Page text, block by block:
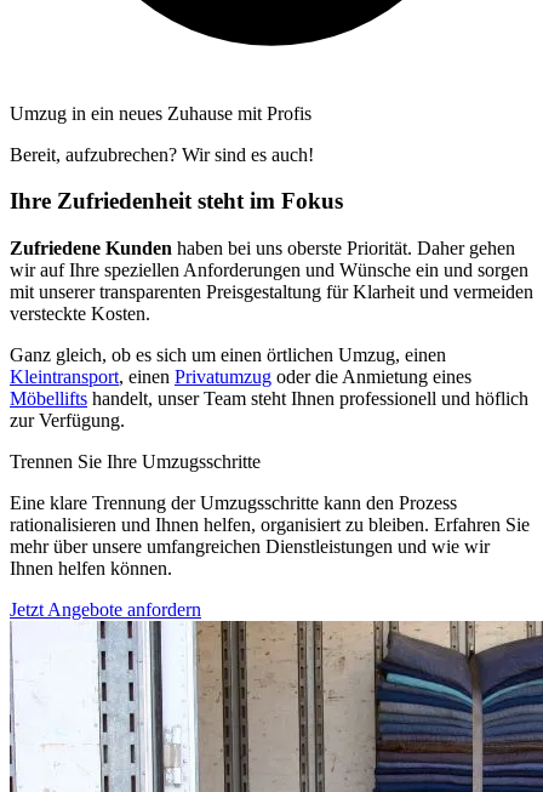
Umzug in ein neues Zuhause mit Profis
Bereit, aufzubrechen? Wir sind es auch!
Ihre Zufriedenheit steht im Fokus
Zufriedene Kunden haben bei uns oberste Priorität. Daher gehen
wir auf Ihre speziellen Anforderungen und Wünsche ein und sorgen
mit unserer transparenten Preisgestaltung für Klarheit und vermeiden
versteckte Kosten.
Ganz gleich, ob es sich um einen örtlichen Umzug, einen
Kleintransport, einen Privatumzug oder die Anmietung eines
Möbellifts handelt, unser Team steht Ihnen professionell und höflich
zur Verfügung.
Trennen Sie Ihre Umzugsschritte
Eine klare Trennung der Umzugsschritte kann den Prozess
rationalisieren und Ihnen helfen, organisiert zu bleiben. Erfahren Sie
mehr über unsere umfangreichen Dienstleistungen und wie wir
Ihnen helfen können.
Jetzt Angebote anfordern